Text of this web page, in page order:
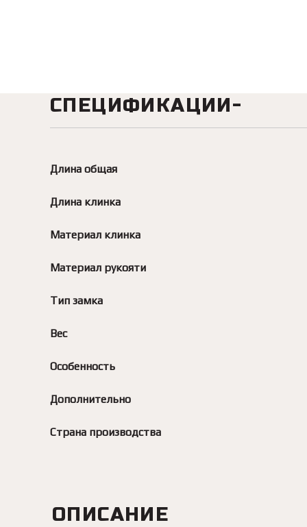
СПЕЦИФИКАЦИИ
Длина общая
Длина клинка
Материал клинка
Материал рукояти
Тип замка
Вес
Особенность
Дополнительно
Страна производства
ОПИСАНИЕ